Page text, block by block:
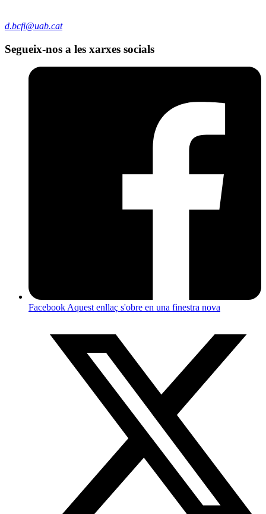
d.bcfi@uab.cat
Segueix-nos a les xarxes socials
Facebook Aquest enllaç s'obre en una finestra nova